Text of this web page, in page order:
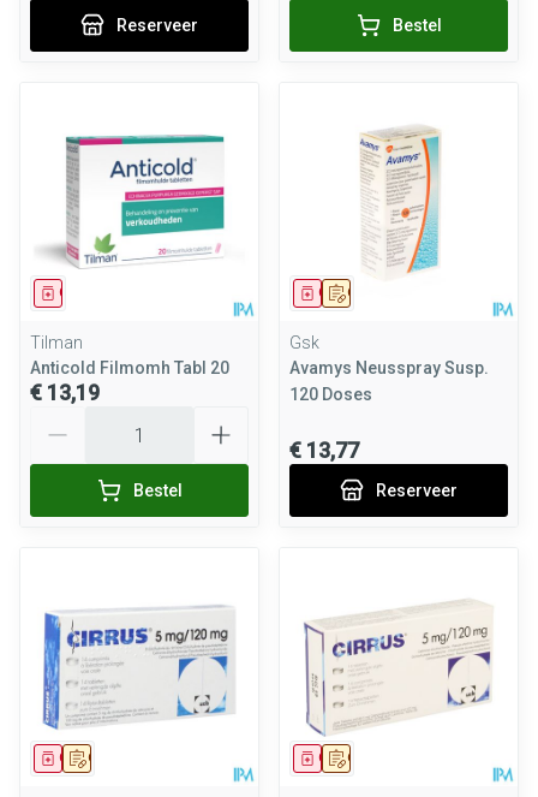
Reserveer Bestel
Geneesmiddel
Tilman
Anticold Filmomh Tabl 20
€ 13,19
Bestel
Op voorschrift
Geneesmiddel
Gsk
Avamys Neusspray Susp.
120 Doses
€ 13,77
Reserveer
Op voorschrift
Geneesmiddel Op voorschrift
Geneesmiddel